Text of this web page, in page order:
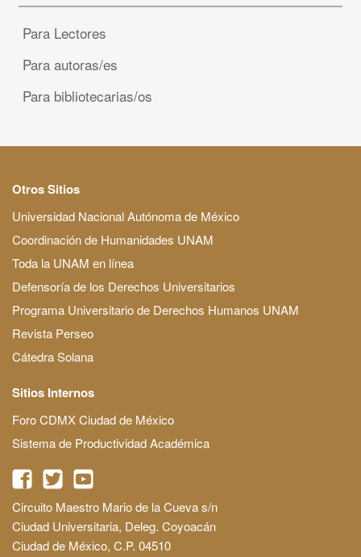
Para Lectores
Para autoras/es
Para bibliotecarias/os
Otros Sitios
Universidad Nacional Autónoma de México
Coordinación de Humanidades UNAM
Toda la UNAM en línea
Defensoría de los Derechos Universitarios
Programa Universitario de Derechos Humanos UNAM
Revista Perseo
Cátedra Solana
Sitios Internos
Foro CDMX Ciudad de México
Sistema de Productividad Académica
Circuito Maestro Mario de la Cueva s/n
Ciudad Universitaria, Deleg. Coyoacán
Ciudad de México, C.P. 04510